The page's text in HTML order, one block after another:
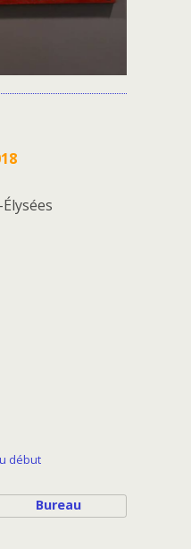
début
Bureau